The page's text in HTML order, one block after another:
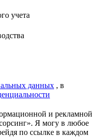
учета
данных , в
и рекламной
Я могу в любое
по ссылке в каждом